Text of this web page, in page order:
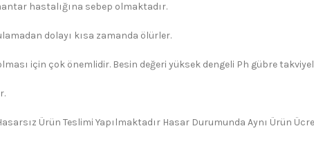
hastalığına sebep olmaktadır.
dolayı kısa zamanda ölürler.
için çok önemlidir. Besin değeri yüksek dengeli Ph gübre
Ürün Teslimi Yapılmaktadır Hasar Durumunda Aynı Ürün